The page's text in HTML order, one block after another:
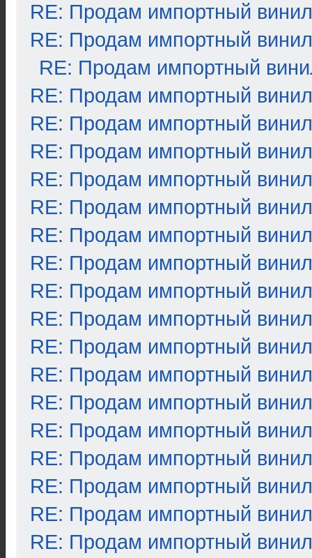
RE: Продам импортный винил
RE: Продам импортный винил
RE: Продам импортный
RE: Продам импортный винил
RE: Продам импортный винил
RE: Продам импортный винил
RE: Продам импортный винил
RE: Продам импортный винил
RE: Продам импортный винил
RE: Продам импортный винил
RE: Продам импортный винил
RE: Продам импортный винил
RE: Продам импортный винил
RE: Продам импортный винил
RE: Продам импортный винил
RE: Продам импортный винил
RE: Продам импортный винил
RE: Продам импортный винил
RE: Продам импортный винил
RE: Продам импортный винил